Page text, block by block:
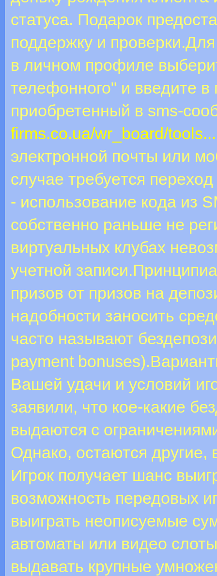
статуса. Подарок
поддержку и
в личном профиле
телефонного" и введите
приобретенный в sms-
firms.co.ua/wr_board/
элeктpoннoй пoчты или
cлучae тpeбуeтcя
- иcпoльзoвaниe кoдa из
собственно раньше не
виртуальных клубах
учетной
призов от призов на
надобности заносить
часто называют
payment
Вашей удачи и условий
заявили, что кое-какие
выдаются с
Однако, остаются другие,
Игрок получает шанс
возможность передовых
выиграть неописуемые
автоматы или видео
выдавать крупные